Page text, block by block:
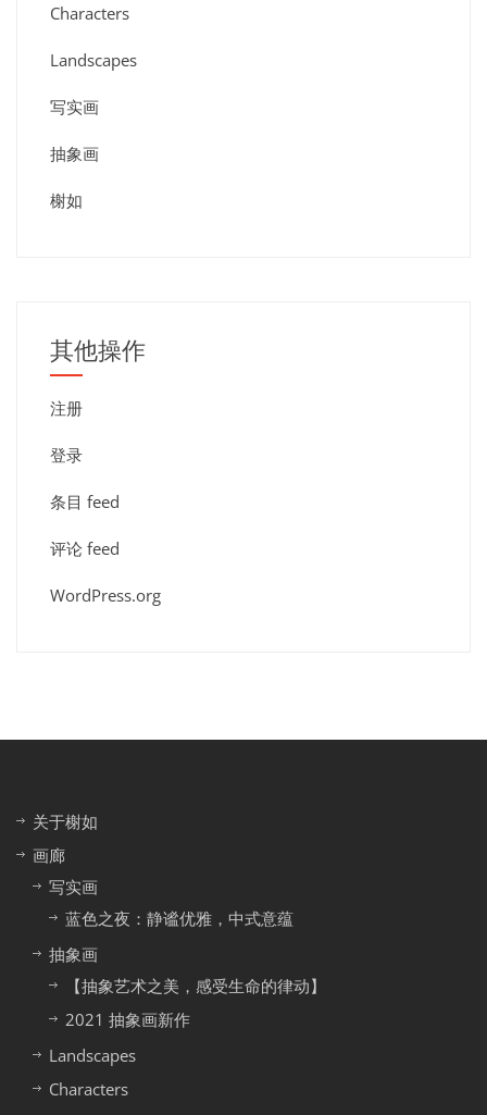
Characters
Landscapes
写实画
抽象画
榭如
其他操作
注册
登录
条目 feed
评论 feed
WordPress.org
关于榭如
画廊
写实画
蓝色之夜：静谧优雅，中式意蕴
抽象画
【抽象艺术之美，感受生命的律动】
2021 抽象画新作
Landscapes
Characters